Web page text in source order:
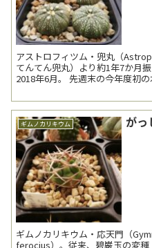
アストロフィツム・兜丸（
てんてん兜丸）より約1年7か月振りの登場。
2018年6月。 先週末の今年度初の本格的な潅水直後。上に比べると
ギムノカリキウム がっ
ギムノカリキウム・応天門（
ferocius）。従来、碧巌玉の変種